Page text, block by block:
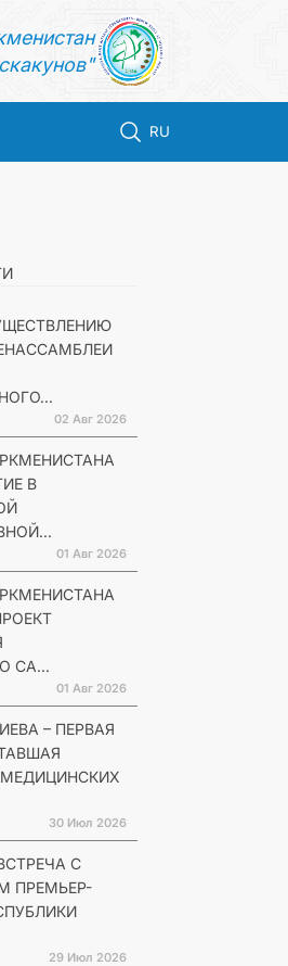
RU
02 Авг 2026
В
01 Авг 2026
СА...
01 Авг 2026
– ПЕРВАЯ
30 Июл 2026
С
ПРЕМЬЕР-
29 Июл 2026